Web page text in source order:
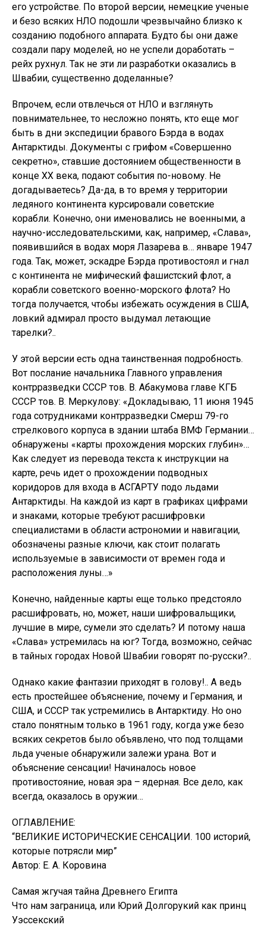
его устройстве. По второй версии, немецкие ученые
и безо всяких НЛО подошли чрезвычайно близко к
созданию подобного аппарата. Будто бы они даже
создали пару моделей, но не успели доработать –
рейх рухнул. Так не эти ли разработки оказались в
Швабии, существенно доделанные?
Впрочем, если отвлечься от НЛО и взглянуть
повнимательнее, то несложно понять, кто еще мог
быть в дни экспедиции бравого Бэрда в водах
Антарктиды. Документы с грифом «Совершенно
секретно», ставшие достоянием общественности в
конце ХХ века, подают события по-новому. Не
догадываетесь? Да-да, в то время у территории
ледяного континента курсировали советские
корабли. Конечно, они именовались не военными, а
научно-исследовательскими, как, например, «Слава»,
появившийся в водах моря Лазарева в… январе 1947
года. Так, может, эскадре Бэрда противостоял и гнал
с континента не мифический фашистский флот, а
корабли советского военно-морского флота? Но
тогда получается, чтобы избежать осуждения в США,
ловкий адмирал просто выдумал летающие
тарелки?..
У этой версии есть одна таинственная подробность.
Вот послание начальника Главного управления
контрразведки СССР тов. В. Абакумова главе КГБ
СССР тов. В. Меркулову: «Докладываю, 11 июня 1945
года сотрудниками контрразведки Смерш 79-го
стрелкового корпуса в здании штаба ВМФ Германии…
обнаружены «карты прохождения морских глубин»…
Как следует из перевода текста к инструкции на
карте, речь идет о прохождении подводных
коридоров для входа в АСГАРТУ подо льдами
Антарктиды. На каждой из карт в графиках цифрами
и знаками, которые требуют расшифровки
специалистами в области астрономии и навигации,
обозначены разные ключи, как стоит полагать
используемые в зависимости от времен года и
расположения луны…»
Конечно, найденные карты еще только предстояло
расшифровать, но, может, наши шифровальщики,
лучшие в мире, сумели это сделать? И потому наша
«Слава» устремилась на юг? Тогда, возможно, сейчас
в тайных городах Новой Швабии говорят по-русски?..
Однако какие фантазии приходят в голову!.. А ведь
есть простейшее объяснение, почему и Германия, и
США, и СССР так устремились в Антарктиду. Но оно
стало понятным только в 1961 году, когда уже безо
всяких секретов было объявлено, что под толщами
льда ученые обнаружили залежи урана. Вот и
объяснение сенсации! Начиналось новое
противостояние, новая эра – ядерная. Все дело, как
всегда, оказалось в оружии…
ОГЛАВЛЕНИЕ:
“ВЕЛИКИЕ ИСТОРИЧЕСКИЕ СЕНСАЦИИ. 100 историй,
которые потрясли мир”
Автор: Е. А. Коровина
Самая жгучая тайна Древнего Египта
Что нам заграница, или Юрий Долгорукий как принц
Уэссекский